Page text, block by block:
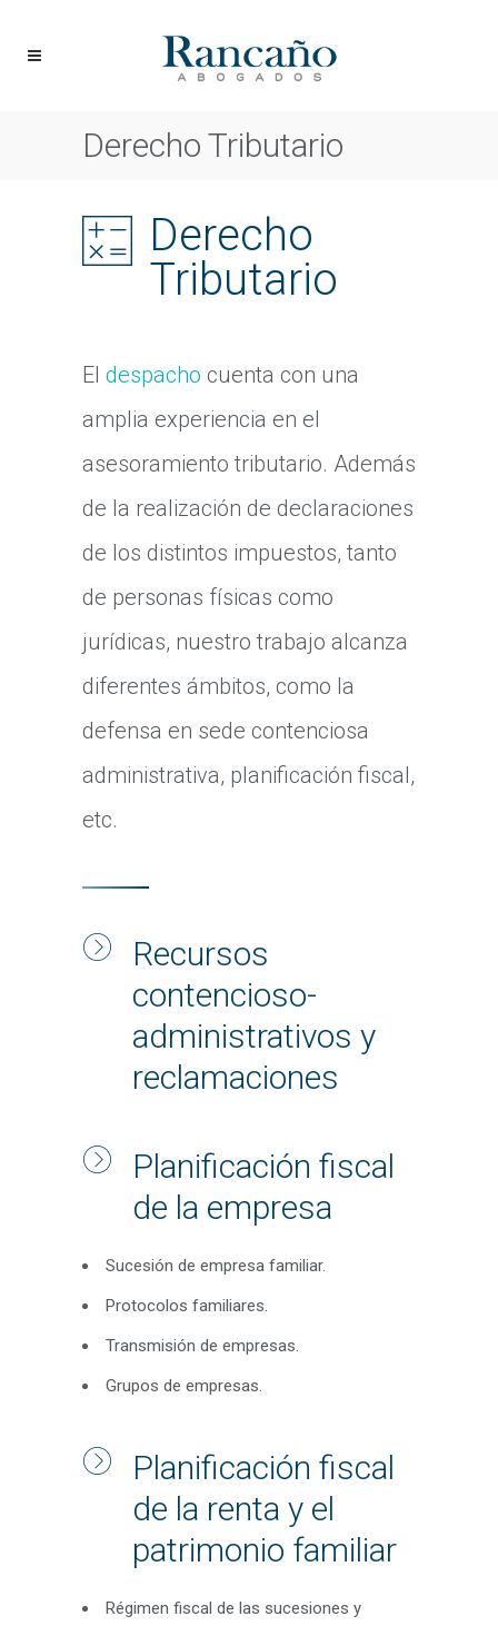
Derecho Tributario
Derecho
Tributario
El despacho cuenta con una
amplia experiencia en el
asesoramiento tributario. Además
de la realización de declaraciones
de los distintos impuestos, tanto
de personas físicas como
jurídicas, nuestro trabajo alcanza
diferentes ámbitos, como la
defensa en sede contenciosa
administrativa, planificación fiscal,
etc.
Recursos
contencioso-
administrativos y
reclamaciones
Planificación fiscal
de la empresa
Sucesión de empresa familiar.
Protocolos familiares.
Transmisión de empresas.
Grupos de empresas.
Planificación fiscal
de la renta y el
patrimonio familiar
Régimen fiscal de las sucesiones y